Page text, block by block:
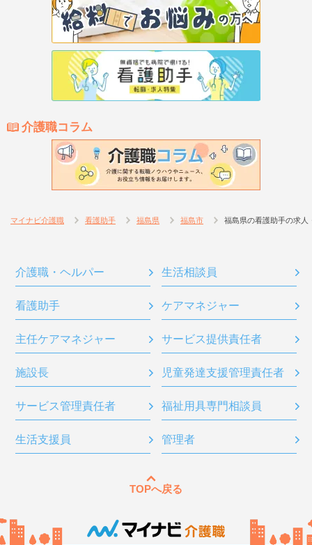
介護職コラム
マイナビ介護職 看護助手 福島県 福島市 福島県の看護助手の求人
介護職・ヘルパー 生活相談員
看護助手 ケアマネジャー
主任ケアマネジャー サービス提供責任者
施設長 児童発達支援管理責任者
サービス管理責任者 福祉用具専門相談員
生活支援員 管理者
TOPへ戻る